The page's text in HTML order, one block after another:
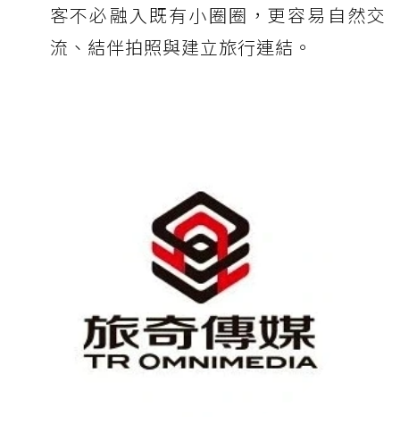
客不必融入既有小圈圈，更容易自然交
流、結伴拍照與建立旅行連結。